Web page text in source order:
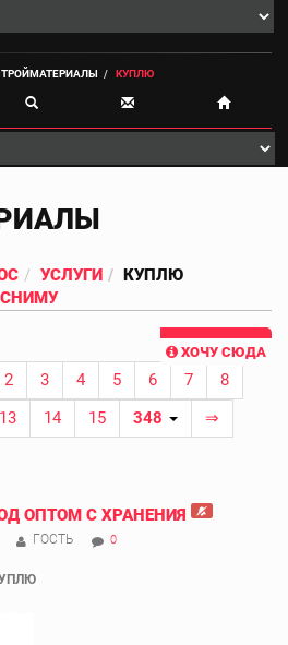
КУПЛЮ
УСЛУГИ
КУПЛЮ
СНИМУ
ХОЧУ СЮДА
2 3 4 5 6 7
8
13 14 15 348
⇒
ОПТОМ С ХРАНЕНИЯ
ГОСТЬ 0